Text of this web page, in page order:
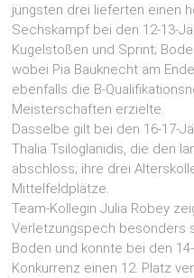
jüngsten drei lieferten einen
Sechskampf bei den 12-13-
Kugelstoßen und Sprint;
wobei Pia Bauknecht am
ebenfalls die B-
Meisterschaften erzielte.
Dasselbe gilt bei den 16-17-
Thalia Tsiloglanidis, die den
abschloss; ihre drei
Mittelfeldplätze.
Team-Kollegin Julia Robey
Verletzungspech besonders
Boden und konnte bei den
Konkurrenz einen 12. Platz